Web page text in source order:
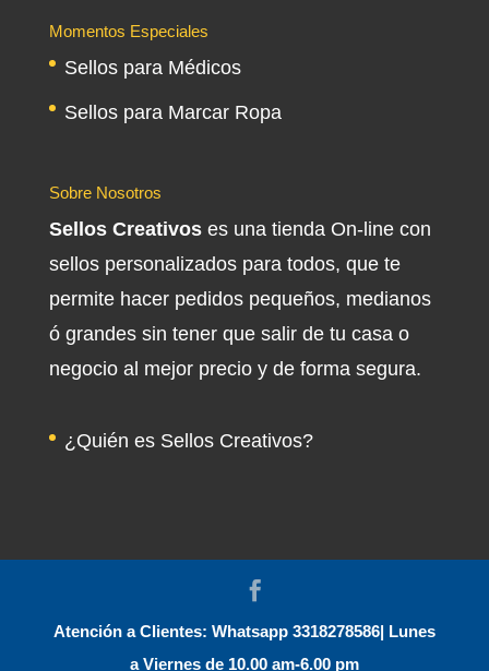
Momentos Especiales
Sellos para Médicos
Sellos para Marcar Ropa
Sobre Nosotros
Sellos Creativoses una tienda On-line con
sellos personalizados para todos, que te
permite hacer pedidos pequeños, medianos
ó grandes sin tener que salir de tu casa o
negocio al mejor precio y de forma segura.
¿Quién es Sellos Creativos?
Atención a Clientes: Whatsapp 3318278586| Lunes
a Viernes de 10.00 am-6.00 pm